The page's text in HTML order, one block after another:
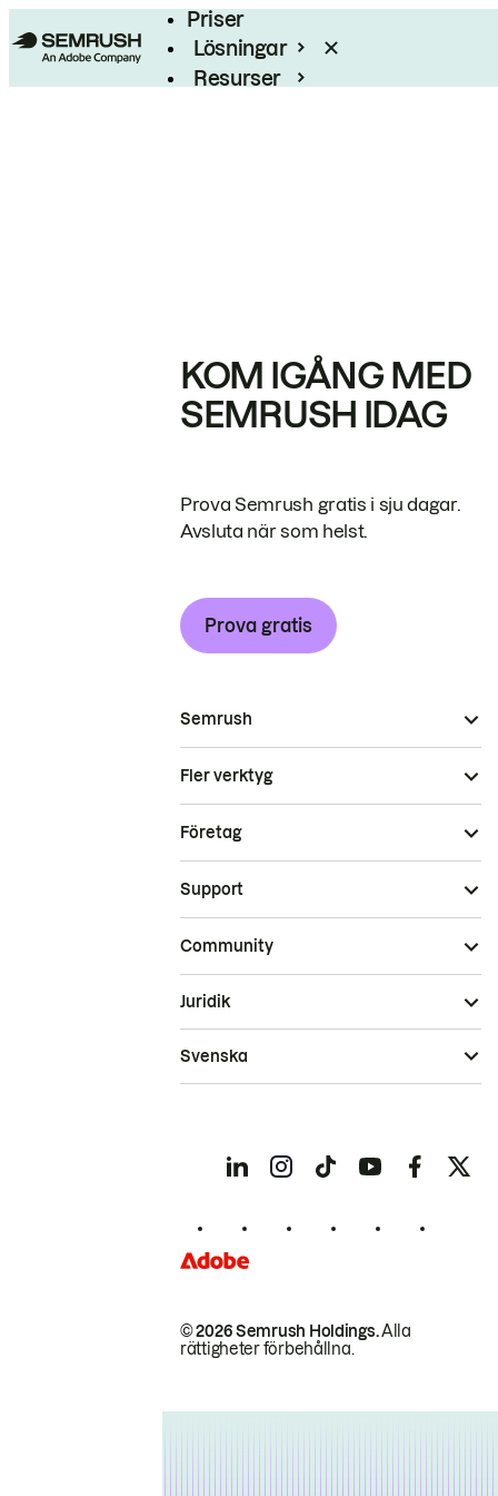
Priser
Lösningar
Resurser
KOM IGÅNG MED
SEMRUSH IDAG
Prova Semrush gratis i sju dagar.
Avsluta när som helst.
Prova gratis
Semrush
Fler verktyg
Företag
Support
Community
© 2026 Semrush Holdings.Alla
rättigheter förbehållna.
Juridik
Svenska